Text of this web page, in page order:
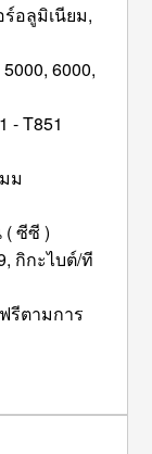
ร์อลูมิเนียม,
6000,
- T851
ม
( ซีซี )
กิกะไบต์/ที
รีตามการ